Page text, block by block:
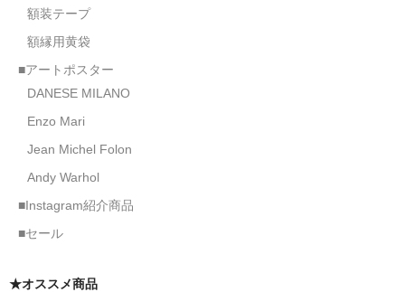
額装テープ
額縁用黄袋
■アートポスター
DANESE MILANO
Enzo Mari
Jean Michel Folon
Andy Warhol
■Instagram紹介商品
■セール
★オススメ商品